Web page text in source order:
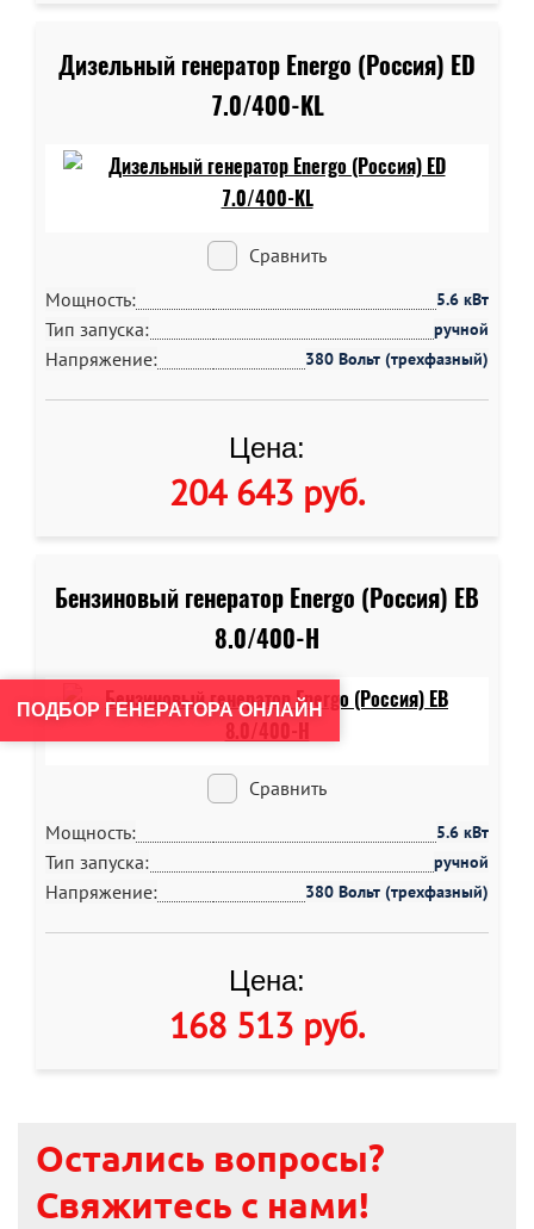
Дизельный генератор Energo (Россия) ED
7.0/400-KL
Сравнить
Мощность:
5.6 кВт
Тип запуска: ручной
Напряжение: 380 Вольт (трехфазный)
Цена:
204 643 руб.
Бензиновый генератор Energo (Россия) EB
8.0/400-H
Сравнить
Мощность:
5.6 кВт
Тип запуска: ручной
Напряжение: 380 Вольт (трехфазный)
Цена:
168 513 руб.
Остались вопросы?
Свяжитесь с нами!
ПОДБОР ГЕНЕРАТОРА ОНЛАЙН